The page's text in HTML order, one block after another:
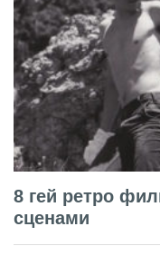
8 гей ретро
сценами